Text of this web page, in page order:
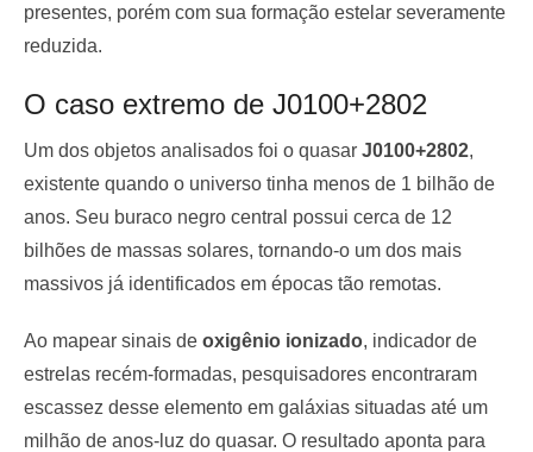
presentes, porém com sua formação estelar severamente
reduzida.
O caso extremo de J0100+2802
Um dos objetos analisados foi o quasar J0100+2802,
existente quando o universo tinha menos de 1 bilhão de
anos. Seu buraco negro central possui cerca de 12
bilhões de massas solares, tornando-o um dos mais
massivos já identificados em épocas tão remotas.
Ao mapear sinais de oxigênio ionizado, indicador de
estrelas recém-formadas, pesquisadores encontraram
escassez desse elemento em galáxias situadas até um
milhão de anos-luz do quasar. O resultado aponta para